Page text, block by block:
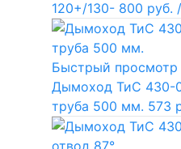
120+/130- 800 руб.
Быстрый просмотр
Дымоход ТиС 430-
труба 500 мм. 573